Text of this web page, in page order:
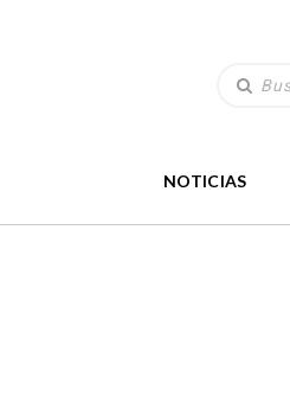
NOTICIAS